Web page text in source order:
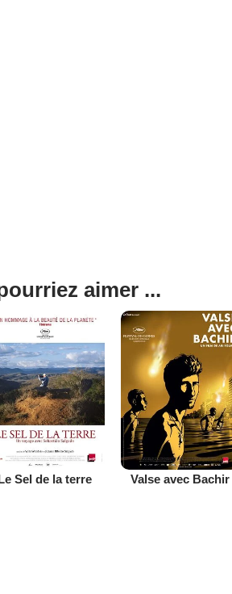
aimer ...
Sel de la terre Valse avec Bachir